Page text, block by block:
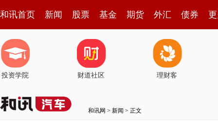
和讯首页 新闻 股票 基金 期货 外汇 债券
投资学院 财道社区 理财客
和讯网 > 新闻 > 正文